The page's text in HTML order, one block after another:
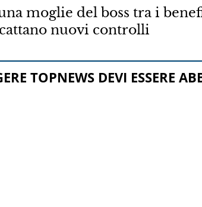
moglie del boss tra i
nuovi controlli
TOPNEWS DEVI ESSERE